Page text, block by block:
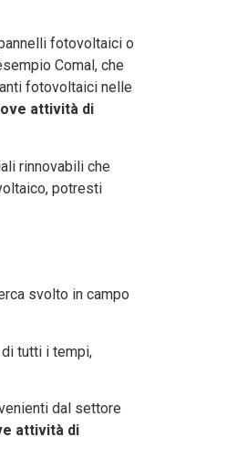
fotovoltaici o
Comal, che
fotovoltaici nelle
attività di
rinnovabili che
potresti
svolto in campo
tutti i tempi,
dal settore
attività di